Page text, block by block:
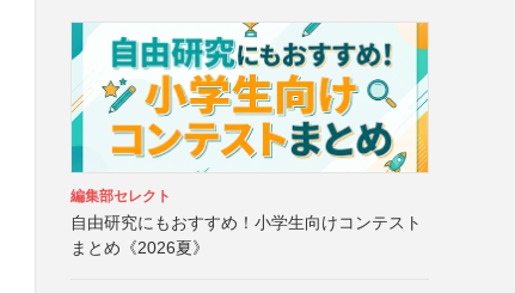
編集部セレクト
自由研究にもおすすめ！小学生向けコンテスト
まとめ《2026夏》